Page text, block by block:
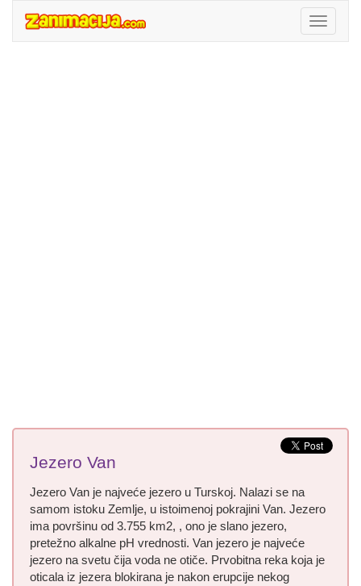
Jezero Van
Jezero Van je najveće jezero u Turskoj. Nalazi se na
samom istoku Zemlje, u istoimenoj pokrajini Van. Jezero
ima površinu od 3.755 km2, , ono je slano jezero,
pretežno alkalne pH vrednosti. Van jezero je najveće
jezero na svetu čija voda ne otiče. Prvobitna reka koja je
oticala iz jezera blokirana je nakon erupcije nekog